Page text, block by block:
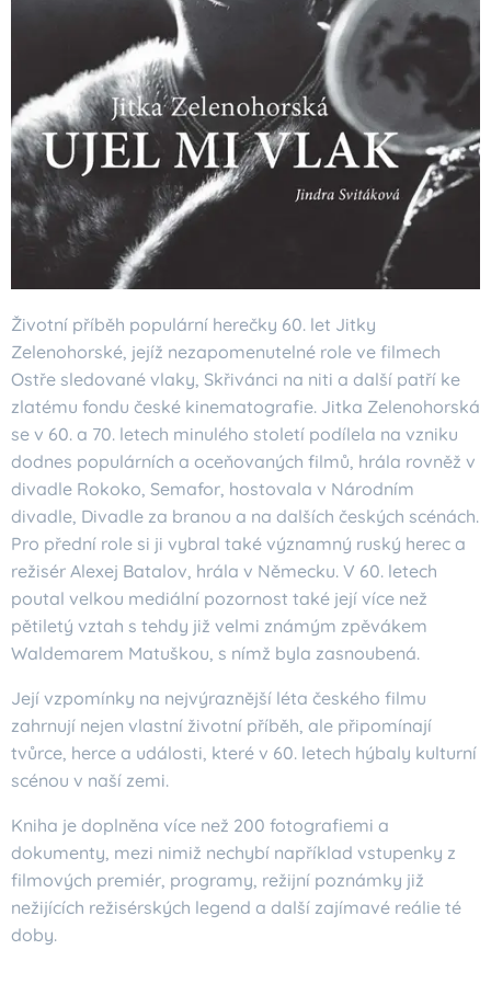
Životní příběh populární herečky 60. let Jitky
Zelenohorské, jejíž nezapomenutelné role ve filmech
Ostře sledované vlaky, Skřivánci na niti a další patří ke
zlatému fondu české kinematografie. Jitka Zelenohorská
se v 60. a 70. letech minulého století podílela na vzniku
dodnes populárních a oceňovaných filmů, hrála rovněž v
divadle Rokoko, Semafor, hostovala v Národním
divadle, Divadle za branou a na dalších českých scénách.
Pro přední role si ji vybral také významný ruský herec a
režisér Alexej Batalov, hrála v Německu. V 60. letech
poutal velkou mediální pozornost také její více než
pětiletý vztah s tehdy již velmi známým zpěvákem
Waldemarem Matuškou, s nímž byla zasnoubená.
Její vzpomínky na nejvýraznější léta českého filmu
zahrnují nejen vlastní životní příběh, ale připomínají
tvůrce, herce a události, které v 60. letech hýbaly kulturní
scénou v naší zemi.
Kniha je doplněna více než 200 fotografiemi a
dokumenty, mezi nimiž nechybí například vstupenky z
filmových premiér, programy, režijní poznámky již
nežijících režisérských legend a další zajímavé reálie té
doby.